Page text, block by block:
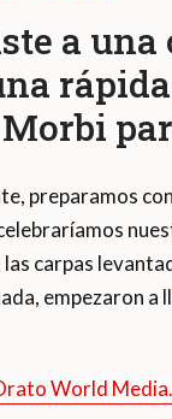
a una
preparamos
carpas
empezaron
World Media.